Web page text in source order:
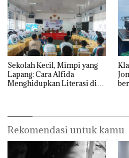
Sekolah Kecil, Mimpi yang
Lapang: Cara Alfida
Menghidupkan Literasi di
Rekomendasi untuk kamu